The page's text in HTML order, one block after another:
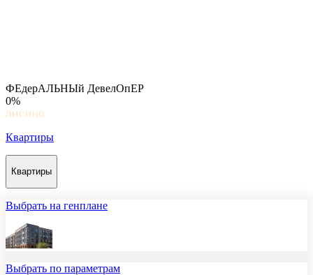
ФЕдерАЛЬНЫй ДевелОпЕР
0%
Квартиры
Квартиры
Выбрать на генплане
Выбрать по параметрам